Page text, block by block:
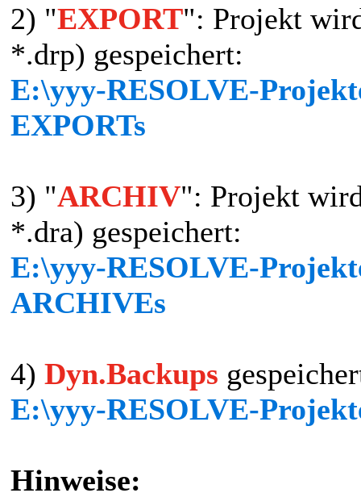
2) "EXPORT": Projekt
*.drp) gespeichert:
E:\yyy-RESOLVE-
EXPORTs
3) "ARCHIV": Projekt
*.dra) gespeichert:
E:\yyy-RESOLVE-
ARCHIVEs
4) Dyn.Backups
E:\yyy-RESOLVE-
Hinweise: